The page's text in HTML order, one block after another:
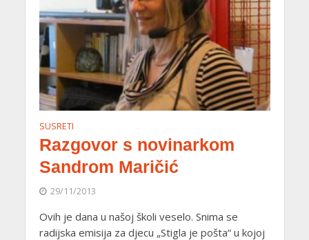
SUSRETI
Razgovor s novinarkom
Sandrom Maričić
29/11/2013
Ovih je dana u našoj školi veselo. Snima se
radijska emisija za djecu „Stigla je pošta“ u kojoj